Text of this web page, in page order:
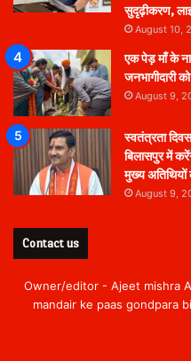
सुदृढ़ीकरण,
August 10,
एक पेड़ माँ के
जनभागीदारी
August 9,
स्वतंत्रता
बिलासपुर में
मुख्य
August 9,
Contact us
Owner/editor - Ajeet mishra
mandair ke paas gondpara